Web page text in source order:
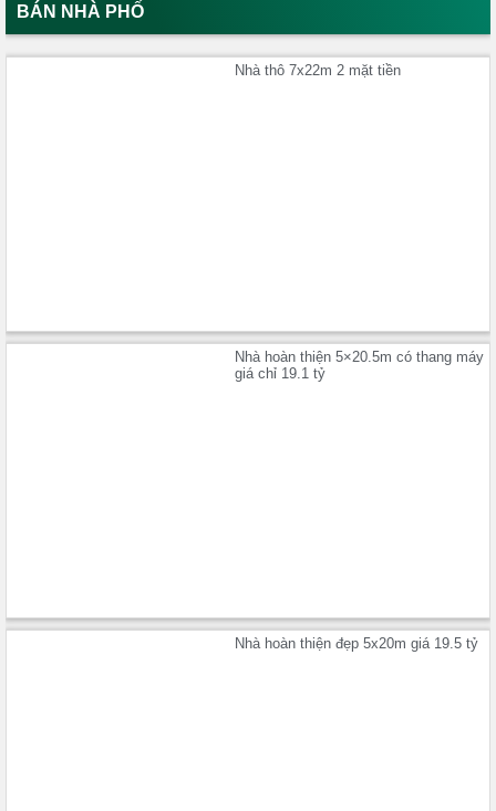
BÁN NHÀ PHỐ
Nhà thô 7x22m 2 mặt tiền
Nhà hoàn thiện 5×20.5m có thang máy
giá chỉ 19.1 tỷ
Nhà hoàn thiện đẹp 5x20m giá 19.5 tỷ